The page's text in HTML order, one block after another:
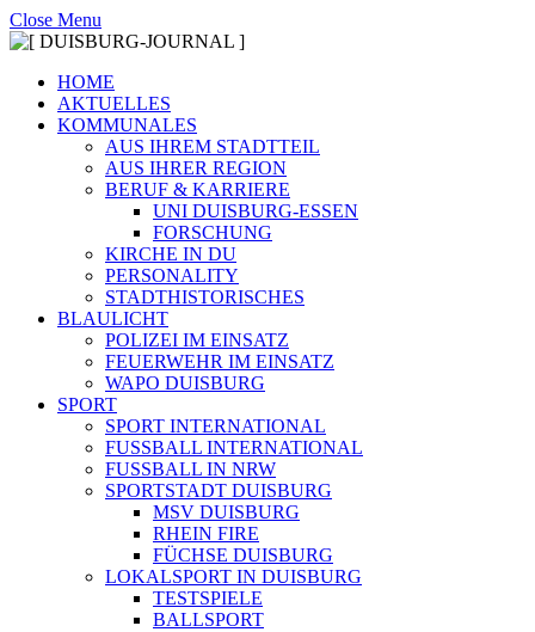
Close Menu
HOME
AKTUELLES
KOMMUNALES
AUS IHREM STADTTEIL
AUS IHRER REGION
BERUF & KARRIERE
UNI DUISBURG-ESSEN
FORSCHUNG
KIRCHE IN DU
PERSONALITY
STADTHISTORISCHES
BLAULICHT
POLIZEI IM EINSATZ
FEUERWEHR IM EINSATZ
WAPO DUISBURG
SPORT
SPORT INTERNATIONAL
FUSSBALL INTERNATIONAL
FUSSBALL IN NRW
SPORTSTADT DUISBURG
MSV DUISBURG
RHEIN FIRE
FÜCHSE DUISBURG
LOKALSPORT IN DUISBURG
TESTSPIELE
BALLSPORT